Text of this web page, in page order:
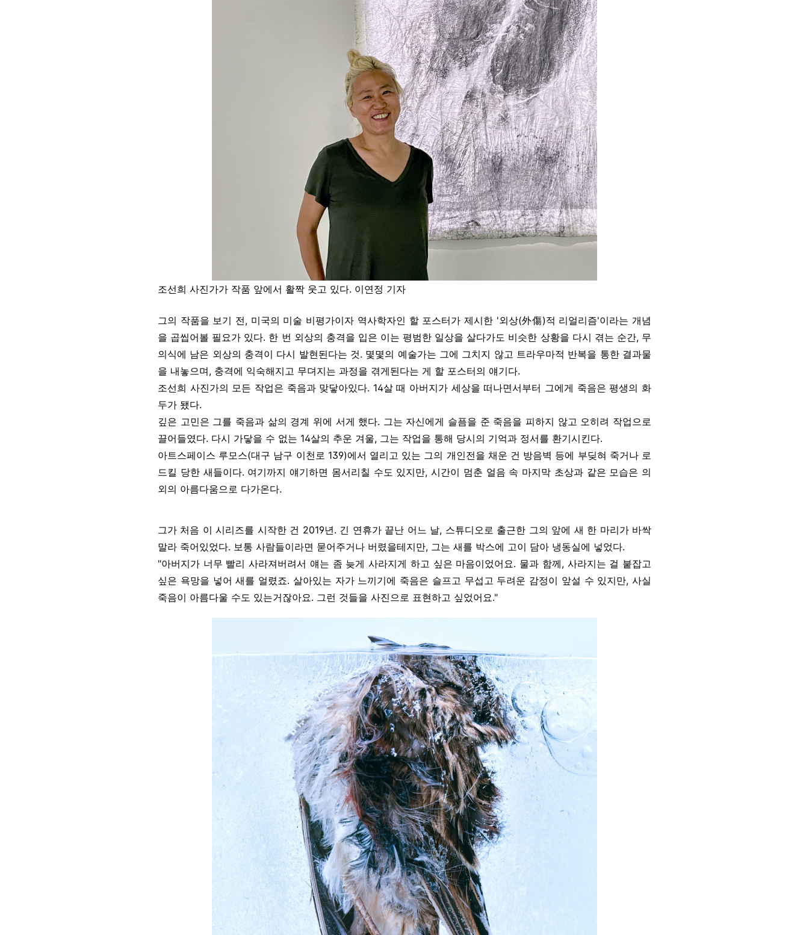
조선희 사진가가 작품 앞에서 활짝 웃고 있다. 이연정 기자
그의 작품을 보기 전, 미국의 미술 비평가이자 역사학자인 할 포스터가 제시한 '외상(外傷)적 리얼리즘'이라는 개념
을 곱씹어볼 필요가 있다. 한 번 외상의 충격을 입은 이는 평범한 일상을 살다가도 비슷한 상황을 다시 겪는 순간, 무
의식에 남은 외상의 충격이 다시 발현된다는 것. 몇몇의 예술가는 그에 그치지 않고 트라우마적 반복을 통한 결과물
을 내놓으며, 충격에 익숙해지고 무뎌지는 과정을 겪게된다는 게 할 포스터의 얘기다.
조선희 사진가의 모든 작업은 죽음과 맞닿아있다. 14살 때 아버지가 세상을 떠나면서부터 그에게 죽음은 평생의 화
두가 됐다.
깊은 고민은 그를 죽음과 삶의 경계 위에 서게 했다. 그는 자신에게 슬픔을 준 죽음을 피하지 않고 오히려 작업으로
끌어들였다. 다시 가닿을 수 없는 14살의 추운 겨울, 그는 작업을 통해 당시의 기억과 정서를 환기시킨다.
아트스페이스 루모스(대구 남구 이천로 139)에서 열리고 있는 그의 개인전을 채운 건 방음벽 등에 부딪혀 죽거나 로
드킬 당한 새들이다. 여기까지 얘기하면 몸서리칠 수도 있지만, 시간이 멈춘 얼음 속 마지막 초상과 같은 모습은 의
외의 아름다움으로 다가온다.
그가 처음 이 시리즈를 시작한 건 2019년. 긴 연휴가 끝난 어느 날, 스튜디오로 출근한 그의 앞에 새 한 마리가 바싹
말라 죽어있었다. 보통 사람들이라면 묻어주거나 버렸을테지만, 그는 새를 박스에 고이 담아 냉동실에 넣었다.
"아버지가 너무 빨리 사라져버려서 얘는 좀 늦게 사라지게 하고 싶은 마음이었어요. 물과 함께, 사라지는 걸 붙잡고
싶은 욕망을 넣어 새를 얼렸죠. 살아있는 자가 느끼기에 죽음은 슬프고 무섭고 두려운 감정이 앞설 수 있지만, 사실
죽음이 아름다울 수도 있는거잖아요. 그런 것들을 사진으로 표현하고 싶었어요."